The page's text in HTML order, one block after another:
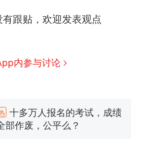
有跟贴，欢迎发表观点
内参与讨论
十多万人报名的考试，成绩
部作废，公平么？